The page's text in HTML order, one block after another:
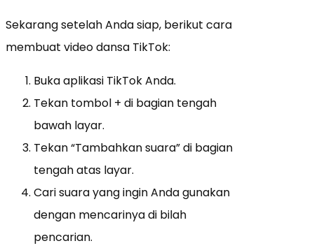
Sekarang setelah Anda siap, berikut cara
membuat video dansa TikTok:
Buka aplikasi TikTok Anda.
Tekan tombol + di bagian tengah
bawah layar.
Tekan “Tambahkan suara” di bagian
tengah atas layar.
Cari suara yang ingin Anda gunakan
dengan mencarinya di bilah
pencarian.